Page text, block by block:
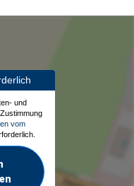
und
vom